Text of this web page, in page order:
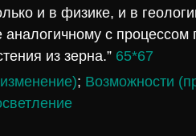
и в физике, и в
с процессом
из зерна.” 65*67
; Возможности